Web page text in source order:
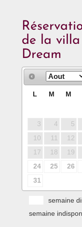
de la villa
Dream
L M M
3
4 5
10
11 12
17
18 19
24
25 26
31
semaine
semaine